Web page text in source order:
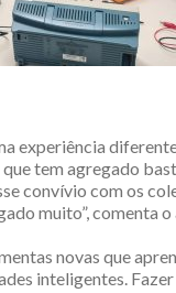
experiência
tem agregado
convívio com os
muito”, comenta
novas que
inteligentes.